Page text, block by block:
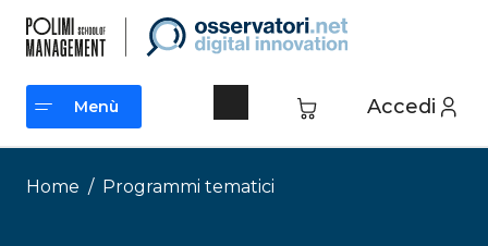
contenuto
Accedi
Menù
Menù
Home / Programmi tematici